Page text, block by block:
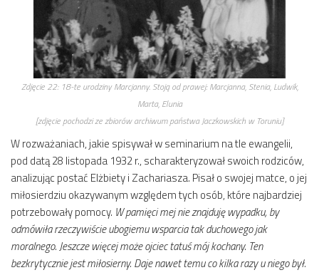
Zdjęcie 22: 18-te urodziny Marcjanny. Stoją od prawej: Marcjanna, Stenia, Ludwik,
Marta, Elunia
[zdjęcie pochodzi ze zbiorów archiwum państwa Jaczkowskich w Toruniu]
W rozważaniach, jakie spisywał w seminarium na tle ewangelii,
pod datą 28 listopada 1932 r., scharakteryzował swoich rodziców,
analizując postać Elżbiety i Zachariasza. Pisał o swojej matce, o jej
miłosierdziu okazywanym względem tych osób, które najbardziej
potrzebowały pomocy. W pamięci mej nie znajduję wypadku, by
odmówiła rzeczywiście ubogiemu wsparcia tak duchowego jak
moralnego. Jeszcze więcej może ojciec tatuś mój kochany. Ten
bezkrytycznie jest miłosierny. Daje nawet temu co kilka razy u niego był.